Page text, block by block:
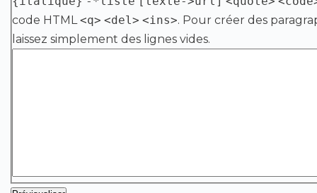
code HTML<q> <del> <ins>. Pour créer des
laissez simplement des lignes vides.